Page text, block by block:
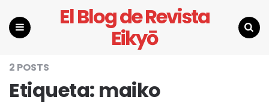
El Blog de Revista
Eikyō
2 POSTS
Etiqueta: maiko